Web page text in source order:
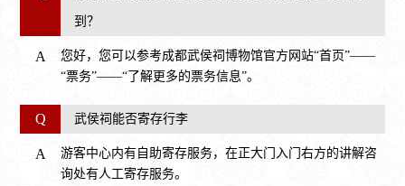
到？
A
您好，您可以参考成都武侯祠博物馆官方网站“首页”——
“票务”——“了解更多的票务信息”。
Q 武侯祠能否寄存行李
A
游客中心内有自助寄存服务，在正大门入门右方的讲解咨
询处有人工寄存服务。